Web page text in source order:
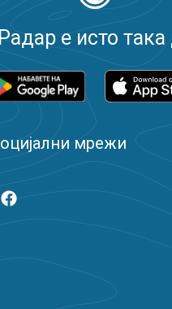
е исто
мрежи